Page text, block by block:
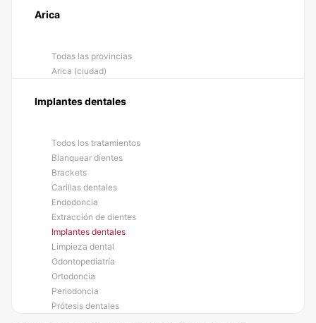
Arica
Todas las provincias
Arica (ciudad)
Implantes dentales
Todos los tratamientos
Blanquear dientes
Brackets
Carillas dentales
Endodoncia
Extracción de dientes
Implantes dentales
Limpieza dental
Odontopediatría
Ortodoncia
Periodoncia
Prótesis dentales